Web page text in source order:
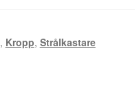
, Kropp, Strålkastare